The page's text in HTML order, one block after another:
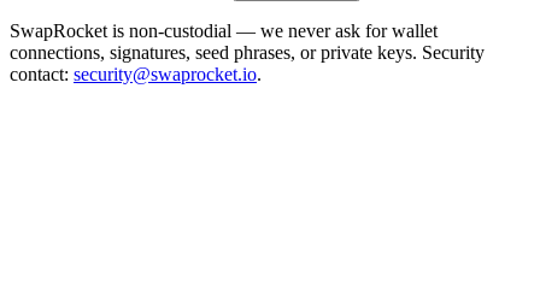
SwapRocket is non-custodial — we never ask for wallet
connections, signatures, seed phrases, or private keys. Security
contact: security@swaprocket.io.